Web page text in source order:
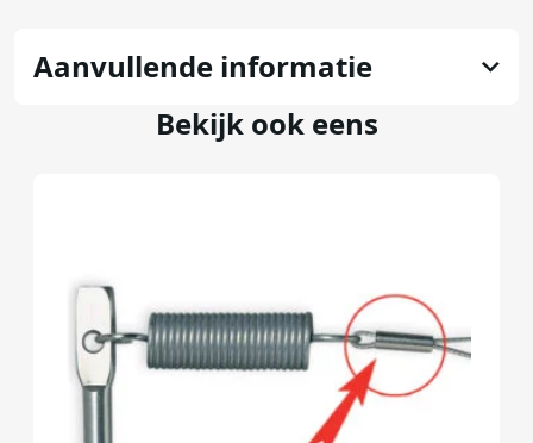
Aanvullende informatie
Bekijk ook eens